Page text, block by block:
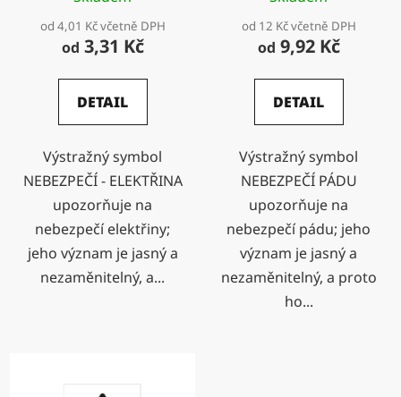
od 4,01 Kč včetně DPH
od 3,31 Kč
DETAIL
Výstražný symbol
NEBEZPEČÍ - ELEKTŘINA
upozorňuje na
nebezpečí elektřiny;
jeho význam je jasný a
nezaměnitelný, a...
od 12 Kč včetně DPH
od 9,92 Kč
DETAIL
Výstražný symbol
NEBEZPEČÍ PÁDU
upozorňuje na
nebezpečí pádu; jeho
význam je jasný a
nezaměnitelný, a proto
ho...